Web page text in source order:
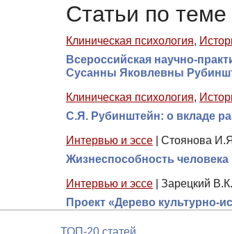
Статьи по теме
Клиническая психология,
Всероссийская научно-
Сусанны Яковлевны
Клиническая психология,
С.Я. Рубинштейн: о вкладе
Интервью и эссе
Стоянова
Жизнеспособность
Интервью и эссе
Зарецкий
Проект «Дерево культурно-